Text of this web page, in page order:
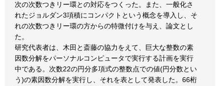
次の次数つきリー環との対応をつくった。また、一般化さ
れたジョルダン3項積にコンパクトという概念を導入し、そ
れの次数つきリー環の方からの特微付けを与え、論文とし
た。
研究代表者は、木田と斎藤の協力をえて、巨大な整数の素
因数分解をパーソナルコンピュータで実行する計画を実行
中である。次数22の円分多項式の整数点での値(円分数とい
う)の素因数分解を実行し、それを表として発表した。66桁